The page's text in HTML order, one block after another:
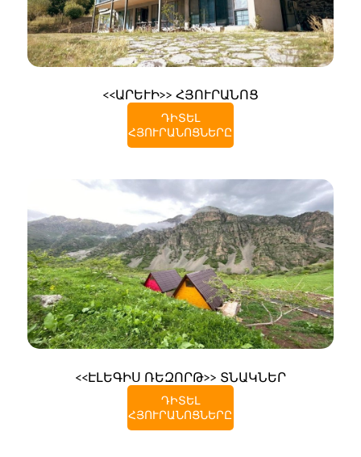
<<ԱՐԵՒԻ>> ՀՅՈՒՐԱՆՈՑ
ԴԻՏԵԼ
ՀՅՈՒՐԱՆՈՑՆԵՐԸ
<<ԷԼԵԳԻՍ ՌԵԶՈՐԹ>> ՏՆԱԿՆԵՐ
ԴԻՏԵԼ
ՀՅՈՒՐԱՆՈՑՆԵՐԸ